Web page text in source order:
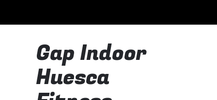
Gap Indoor
Huesca